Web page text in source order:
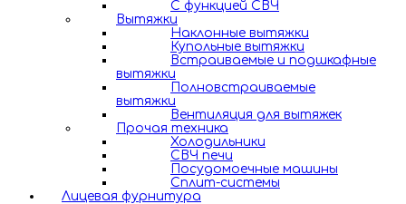
С функцией СВЧ
Вытяжки
Наклонные вытяжки
Купольные вытяжки
Встраиваемые и подшкафные
вытяжки
Полновстраиваемые
вытяжки
Вентиляция для вытяжек
Прочая техника
Холодильники
СВЧ печи
Посудомоечные машины
Сплит-системы
Лицевая фурнитура